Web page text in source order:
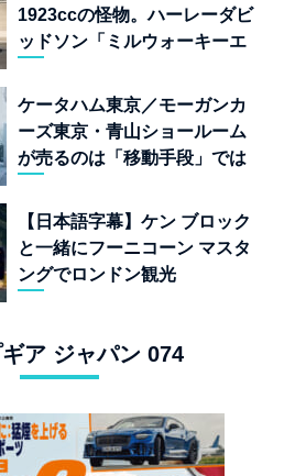
1923ccの怪物。ハーレーダビ
ッドソン「ミルウォーキーエ
ケータハム東京／モーガンカ
ーズ東京・青山ショールーム
が売るのは「移動手段」では
【日本語字幕】ケン ブロック
と一緒にフーニコーン マスタ
ングでロンドン観光
ギア ジャパン 074